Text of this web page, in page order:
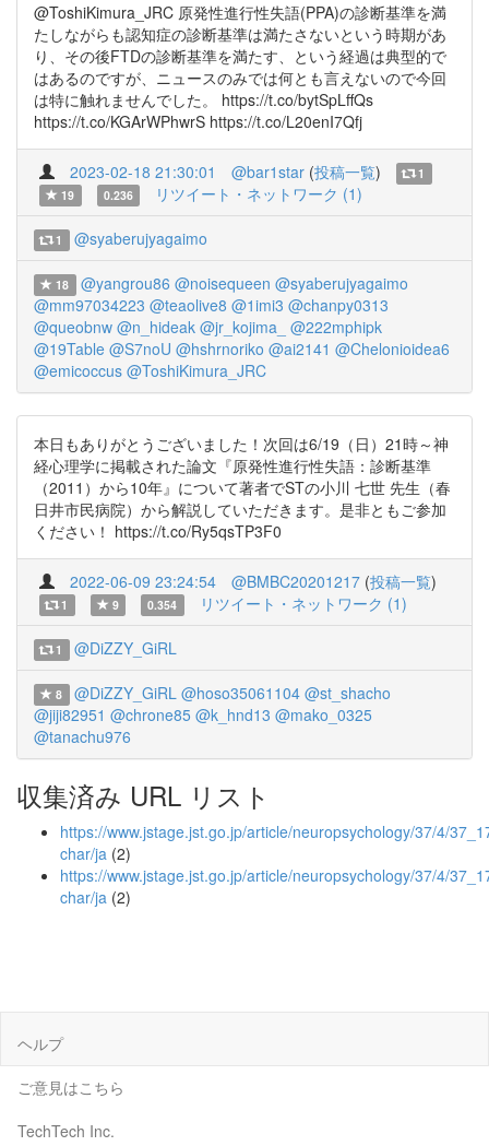
@ToshiKimura_JRC 原発性進行性失語(PPA)の診断基準を満
たしながらも認知症の診断基準は満たさないという時期があ
り、その後FTDの診断基準を満たす、という経過は典型的で
はあるのですが、ニュースのみでは何とも言えないので今回
は特に触れませんでした。 https://t.co/bytSpLffQs
https://t.co/KGArWPhwrS https://t.co/L20enI7Qfj
2023-02-18 21:30:01 @bar1star (投稿一覧)
1
19
0.236 リツイート・ネットワーク (1)
1 @syaberujyagaimo
18 @yangrou86 @noisequeen @syaberujyagaimo
@mm97034223 @teaolive8 @1imi3 @chanpy0313
@queobnw @n_hideak @jr_kojima_ @222mphipk
@19Table @S7noU @hshrnoriko @ai2141 @Chelonioidea6
@emicoccus @ToshiKimura_JRC
本日もありがとうございました！次回は6/19（日）21時～神
経心理学に掲載された論文『原発性進行性失語：診断基準
（2011）から10年』について著者でSTの小川 七世 先生（春
日井市民病院）から解説していただきます。是非ともご参加
ください！ https://t.co/Ry5qsTP3F0
2022-06-09 23:24:54 @BMBC20201217 (投稿一覧)
1 9 0.354 リツイート・ネットワーク (1)
1 @DiZZY_GiRL
8 @DiZZY_GiRL @hoso35061104 @st_shacho
@jiji82951 @chrone85 @k_hnd13 @mako_0325
@tanachu976
収集済み URL リスト
https://www.jstage.jst.go.jp/article/neuropsychology/37/4/
char/ja (2)
https://www.jstage.jst.go.jp/article/neuropsychology/37/4/
char/ja (2)
ヘルプ
ご意見はこちら
TechTech Inc.